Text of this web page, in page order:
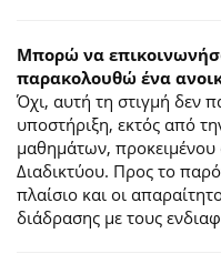
Μπορώ να
παρακολουθώ ένα
Όχι, αυτή τη στιγμή δεν
υποστήριξη, εκτός από
μαθημάτων,
Διαδικτύου. Προς το
πλαίσιο και οι
διάδρασης με τους